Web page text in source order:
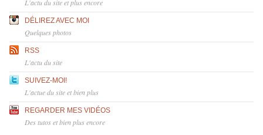
L'actu du site et plus encore
DÉLIREZ AVEC MOI
Quelques photos
RSS
L'actu du site
SUIVEZ-MOI!
L'actue du site et bien plus
REGARDER MES VIDÉOS
Des tutos et bien plus encore